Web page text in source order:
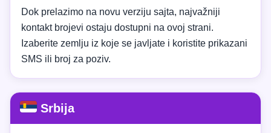
Dok prelazimo na novu verziju sajta, najvažniji
kontakt brojevi ostaju dostupni na ovoj strani.
Izaberite zemlju iz koje se javljate i koristite prikazani
SMS ili broj za poziv.
Srbija